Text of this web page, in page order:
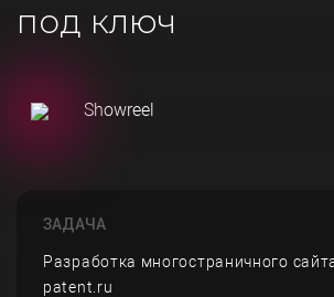
под ключ
Showreel
ЗАДАЧА
Разработка многостраничного
patent.ru